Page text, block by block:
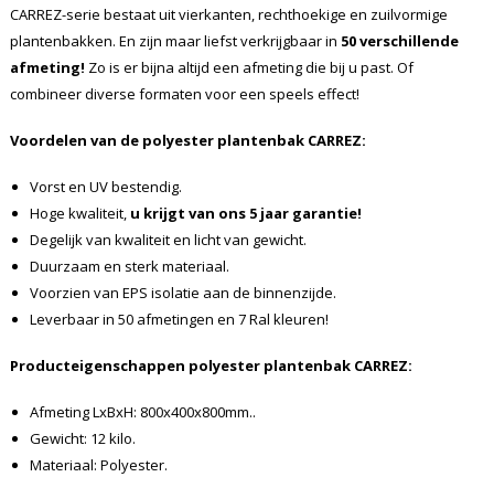
CARREZ-serie bestaat uit vierkanten, rechthoekige en zuilvormige
plantenbakken. En zijn maar liefst verkrijgbaar in 50 verschillende
afmeting! Zo is er bijna altijd een afmeting die bij u past. Of
combineer diverse formaten voor een speels effect!
Voordelen van de polyester plantenbak CARREZ:
Vorst en UV bestendig.
Hoge kwaliteit, u krijgt van ons 5 jaar garantie!
Degelijk van kwaliteit en licht van gewicht.
Duurzaam en sterk materiaal.
Voorzien van EPS isolatie aan de binnenzijde.
Leverbaar in 50 afmetingen en 7 Ral kleuren!
Producteigenschappen polyester plantenbak CARREZ:
Afmeting LxBxH: 800x400x800mm..
Gewicht: 12 kilo.
Materiaal: Polyester.